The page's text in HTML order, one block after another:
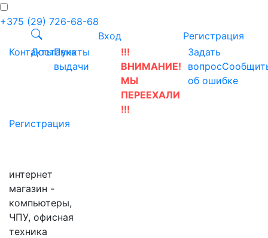
+375 (29) 726-68-68
Вход
Регистрация
КонтактыДоставка
Пункты
выдачи
!!!
ВНИМАНИЕ!
МЫ
ПЕРЕЕХАЛИ
!!!
Задать
вопрос
об ошибке
Регистрация
интернет
магазин -
компьютеры,
ЧПУ, офисная
техника